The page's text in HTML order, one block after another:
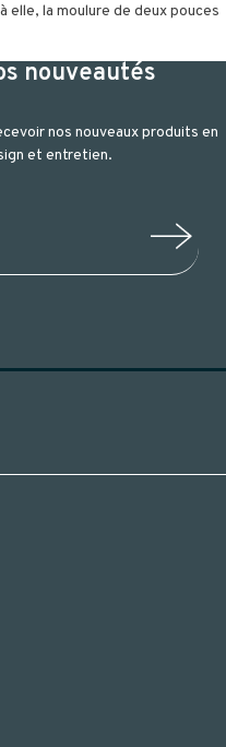
elle, la moulure de deux pouces
nouveautés
nos nouveaux produits en
et entretien.